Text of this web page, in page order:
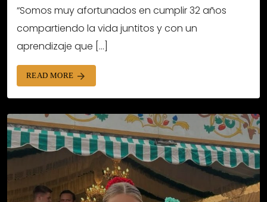
“Somos muy afortunados en cumplir 32 años
compartiendo la vida juntitos y con un
aprendizaje que […]
READ MORE arrow_forward